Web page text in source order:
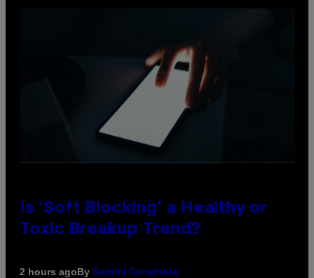
Is ‘Soft Blocking’ a Healthy or
Toxic Breakup Trend?
2 hours agoBy Sammi Caramela